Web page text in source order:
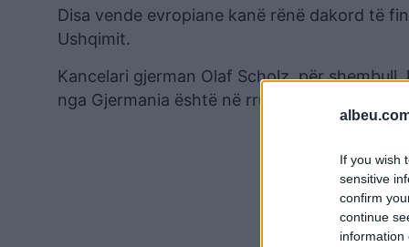
If you wish
sensitive
confirm
continue
information
Disa vende evropiane kanë rënë dakord të
Ushqimit.
Kancelari gjerman Olaf Scholz, për
nga Gjermania është në rrugën e saj për të